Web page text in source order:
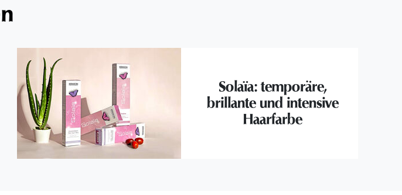
Solaïa: temporäre,
brillante und intensive
Haarfarbe